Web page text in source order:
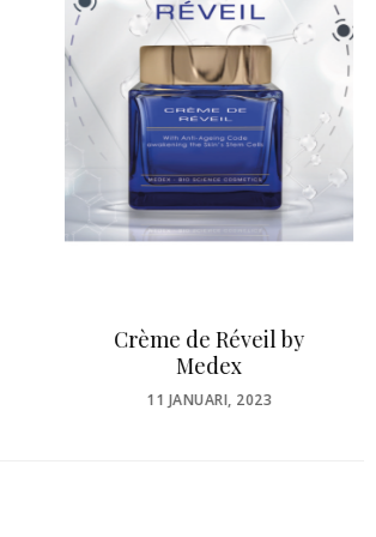
Shoti Maa Harmony
Thee
POSTED
11 APRIL, 2023